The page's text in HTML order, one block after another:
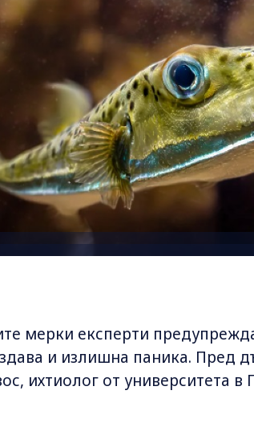
мерки експерти
и излишна паника. Пред
ихтиолог от университета в